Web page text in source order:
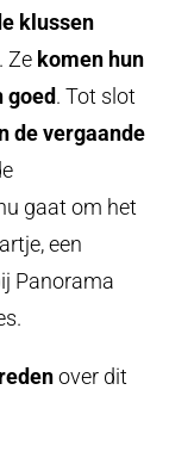
klussen
Ze komen hun
. Tot slot
de vergaande
gaat om het
een
Panorama
over dit